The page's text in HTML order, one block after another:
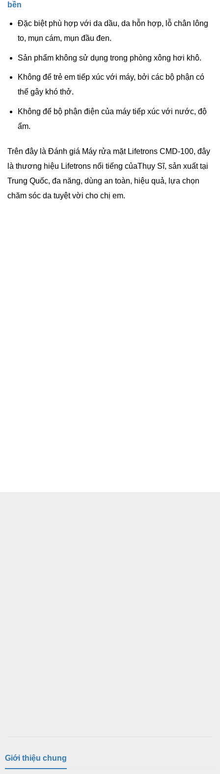
bền
Đặc biệt phù hợp với da dầu, da hỗn hợp, lỗ chân lông
to, mụn cám, mụn đầu đen.
Sản phẩm không sử dụng trong phòng xông hơi khô.
Không để trẻ em tiếp xúc với máy, bởi các bộ phận có
thể gây khó thở.
Không để bộ phận điện của máy tiếp xúc với nước, độ
ẩm.
Trên đây là Đánh giá Máy rửa mặt Lifetrons CMD-100, đây
là thương hiệu Lifetrons nổi tiếng củaThụy Sĩ, sản xuất tại
Trung Quốc, đa năng, dùng an toàn, hiệu quả, lựa chọn
chăm sóc da tuyệt vời cho chị em.
Giới thiệu chung